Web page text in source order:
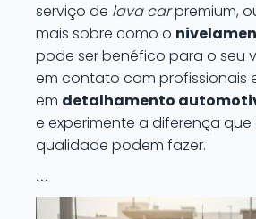
serviço de lava carpremium,
mais sobre como o
pode ser benéfico para o seu
em contato com profissionais
em detalhamento
e experimente a diferença
qualidade podem fazer.
```